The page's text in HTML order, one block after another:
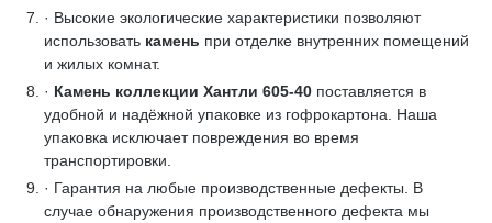
· Высокие экологические характеристики позволяют
использовать камень при отделке внутренних помещений
и жилых комнат.
· Камень коллекции Хантли 605-40 поставляется в
удобной и надёжной упаковке из гофрокартона. Наша
упаковка исключает повреждения во время
транспортировки.
· Гарантия на любые производственные дефекты. В
случае обнаружения производственного дефекта мы